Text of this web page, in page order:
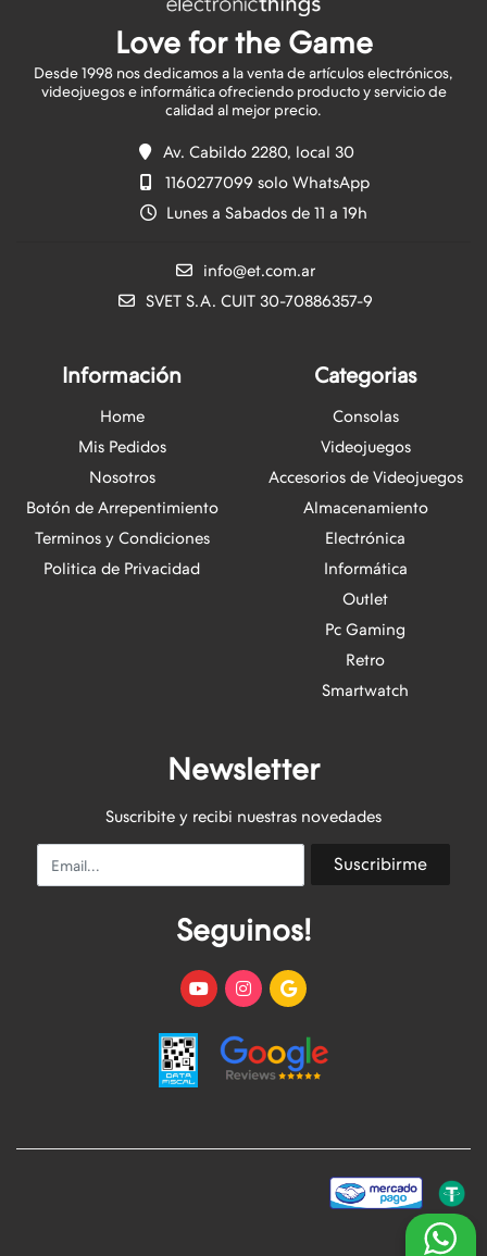
Love for the Game
Desde 1998 nos dedicamos a la venta de artículos electrónicos,
videojuegos e informática ofreciendo producto y servicio de
Av. Cabildo 2280, local 30
1160277099 solo WhatsApp
Lunes a Sabados de 11 a 19h
info@et.com.ar
SVET S.A. CUIT 30-70886357-9
Información
Home
Mis Pedidos
Nosotros
Botón de Arrepentimiento
Terminos y Condiciones
Politica de Privacidad
Categorias
Consolas
Videojuegos
Accesorios de Videojuegos
Almacenamiento
Electrónica
Informática
Outlet
Pc Gaming
Retro
Smartwatch
Newsletter
Suscribite y recibi nuestras novedades
Email Suscribirme
Seguinos!